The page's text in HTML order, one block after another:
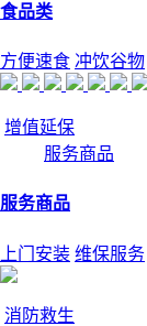
食品类
方便速食 冲饮谷物
增值延保
服务商品
服务商品
上门安装 维保服务
消防救生